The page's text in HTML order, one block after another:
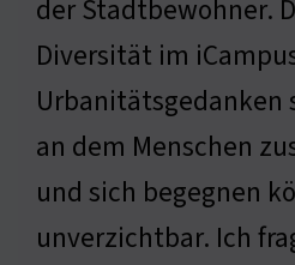
der Stadtbewohner.
Diversität im
Urbanitätsgedanken
an dem Menschen
und sich begegnen
unverzichtbar. Ich